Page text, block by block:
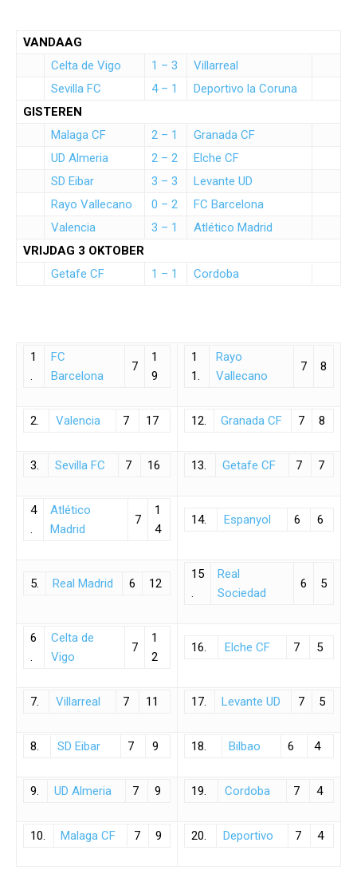
VANDAAG
Celta de Vigo
1 – 3
Villarreal
Sevilla FC
4 – 1
Deportivo la Coruna
GISTEREN
Malaga CF
2 – 1
Granada CF
UD Almeria
2 – 2
Elche CF
SD Eibar
3 – 3
Levante UD
Rayo Vallecano
0 – 2
FC Barcelona
Valencia
3 – 1
Atlético Madrid
VRIJDAG 3 OKTOBER
Getafe CF
1 – 1 Cordoba
1
.
FC
Barcelona
7
1
9
1
1.
Rayo
Vallecano
7 8
2. Valencia 7 17 12. Granada CF 7 8
3. Sevilla FC 7 16 13. Getafe CF 7 7
4
.
Atlético
Madrid
7
1
4
14. Espanyol 6 6
5. Real Madrid 6 12
15
.
Real
Sociedad
6 5
6
.
Celta de
Vigo
7
1
2
16. Elche CF 7 5
7. Villarreal 7 11 17. Levante UD 7 5
8. SD Eibar 7 9 18. Bilbao 6 4
9. UD Almeria 7 9 19. Cordoba 7 4
10. Malaga CF 7 9 20. Deportivo 7 4